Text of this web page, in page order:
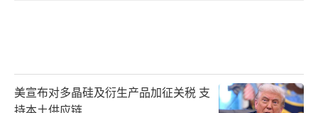
美宣布对多晶硅及衍生产品加征关税 支
持本土供应链